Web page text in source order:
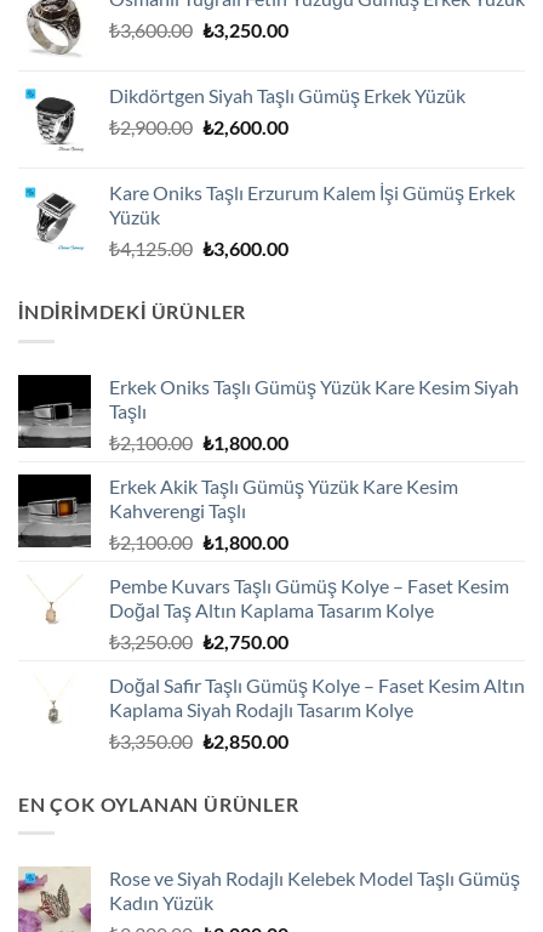
₺2,100.00. fiyat:
₺1,800.00.
₺3,600.00 Orijinal
₺3,250.00Şu
₺3,250.00.
Dikdörtgen Siyah Taşlı Gümüş Erkek Yüzük
₺2,900.00 Orijinal
₺2,600.00Şu
₺2,600.00.
Kare Oniks Taşlı Erzurum Kalem İşi Gümüş Erkek
Yüzük
₺4,125.00 Orijinal
₺3,600.00Şu
İNDIRIMDEKI ÜRÜNLER
Erkek Oniks Taşlı Gümüş Yüzük Kare Kesim Siyah
Taşlı
₺2,100.00 Orijinal
₺2,100.00.
₺1,800.00Şu
fiyat:
Erkek Akik Taşlı Gümüş Yüzük Kare Kesim
Kahverengi Taşlı
₺2,100.00 Orijinal
₺2,100.00.
₺1,800.00Şu
fiyat:
₺1,800.00.
Pembe Kuvars Taşlı Gümüş Kolye – Faset Kesim
Doğal Taş Altın Kaplama Tasarım Kolye
₺3,250.00 Orijinal
₺3,250.00.
₺2,750.00Şu
fiyat:
₺2,750.00.
Doğal Safir Taşlı Gümüş Kolye – Faset Kesim Altın
Kaplama Siyah Rodajlı Tasarım Kolye
₺3,350.00 Orijinal
₺3,350.00.
₺2,850.00Şu
₺2,850.00.
EN ÇOK OYLANAN ÜRÜNLER
Rose ve Siyah Rodajlı Kelebek Model Taşlı Gümüş
Kadın Yüzük